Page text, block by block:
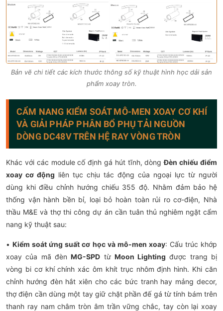
Bản vẽ chi tiết các kích thước thông số kỹ thuật hình học dải sản
phẩm xoay tròn.
CẨM NANG KIỂM SOÁT MÔ-MEN XOAY CƠ KHÍ
VÀ GIẢI PHÁP PHÂN BỔ PHỤ TẢI NGUỒN
DÒNG DC48V TRÊN HỆ RAY VÒNG TRÒN
Khác với các module cố định gá hút tĩnh, dòngĐèn chiếu điểm
xoay cơ động liên tục chịu tác động của ngoại lực từ người
dùng khi điều chỉnh hướng chiếu 355 độ. Nhằm đảm bảo hệ
thống vận hành bền bỉ, loại bỏ hoàn toàn rủi ro cơ-điện, Nhà
thầu M&E và thợ thi công dự án cần tuân thủ nghiêm ngặt cẩm
nang kỹ thuật sau:
•Kiểm soát ứng suất cơ học và mô-men xoay: Cấu trúc khớp
xoay của mã đènMG-SPD từ Moon Lighting được trang bị
vòng bi cơ khí chính xác ôm khít trục nhôm định hình. Khi căn
chỉnh hướng đèn hắt xiên cho các bức tranh hay mảng decor,
thợ điện cần dùng một tay giữ chặt phần đế gá từ tính bám trên
thanh ray nam châm tròn âm trần vững chắc, tay còn lại xoay